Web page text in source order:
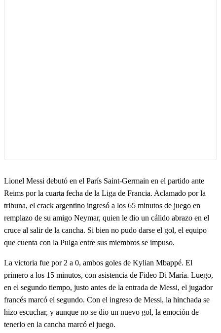
Lionel Messi debutó en el París Saint-Germain en el partido ante
Reims por la cuarta fecha de la Liga de Francia. Aclamado por la
tribuna, el crack argentino ingresó a los 65 minutos de juego en
remplazo de su amigo Neymar, quien le dio un cálido abrazo en el
cruce al salir de la cancha. Si bien no pudo darse el gol, el equipo
que cuenta con la Pulga entre sus miembros se impuso.
La victoria fue por 2 a 0, ambos goles de Kylian Mbappé. El
primero a los 15 minutos, con asistencia de Fideo Di María. Luego,
en el segundo tiempo, justo antes de la entrada de Messi, el jugador
francés marcó el segundo. Con el ingreso de Messi, la hinchada se
hizo escuchar, y aunque no se dio un nuevo gol, la emoción de
tenerlo en la cancha marcó el juego.